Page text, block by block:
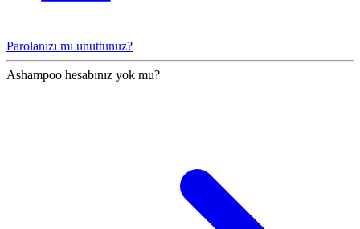
Parolanızı mı unuttunuz?
Ashampoo hesabınız yok mu?